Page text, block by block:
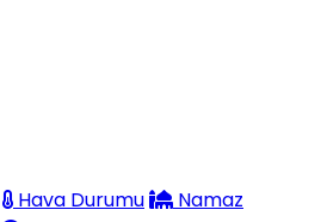
Hava Durumu
Namaz